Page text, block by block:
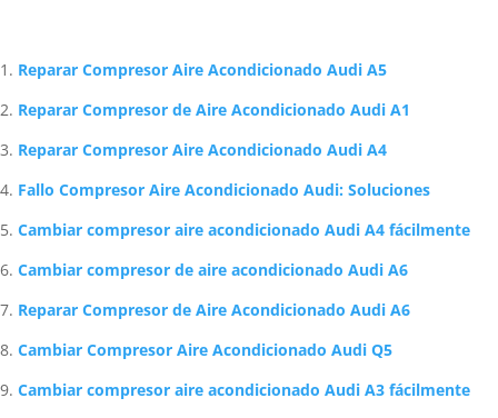
Reparar Compresor Aire Acondicionado Audi A5
Reparar Compresor de Aire Acondicionado Audi A1
Reparar Compresor Aire Acondicionado Audi A4
Fallo Compresor Aire Acondicionado Audi: Soluciones
Cambiar compresor aire acondicionado Audi A4 fácilmente
Cambiar compresor de aire acondicionado Audi A6
Reparar Compresor de Aire Acondicionado Audi A6
Cambiar Compresor Aire Acondicionado Audi Q5
Cambiar compresor aire acondicionado Audi A3 fácilmente